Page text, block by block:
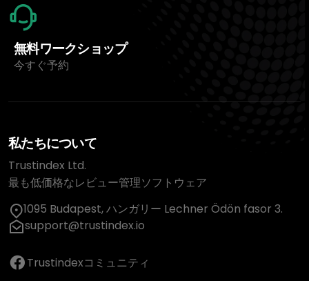
無料ワークショップ
今すぐ予約
私たちについて
Trustindex Ltd.
最も低価格なレビュー管理ソフトウェア
1095 Budapest, ハンガリー Lechner Ödön fasor 3.
support@trustindex.io
Trustindexコミュニティ